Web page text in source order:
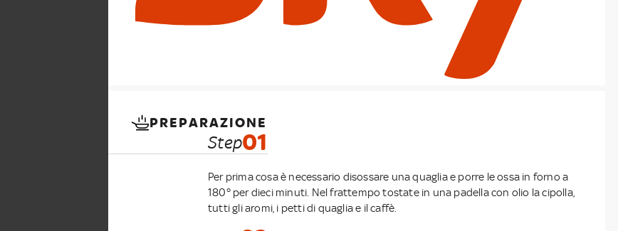
PREPARAZIONE
Step01
Per prima cosa è necessario disossare una quaglia e porre le ossa in forno a
180° per dieci minuti. Nel frattempo tostate in una padella con olio la cipolla,
tutti gli aromi, i petti di quaglia e il caffè.